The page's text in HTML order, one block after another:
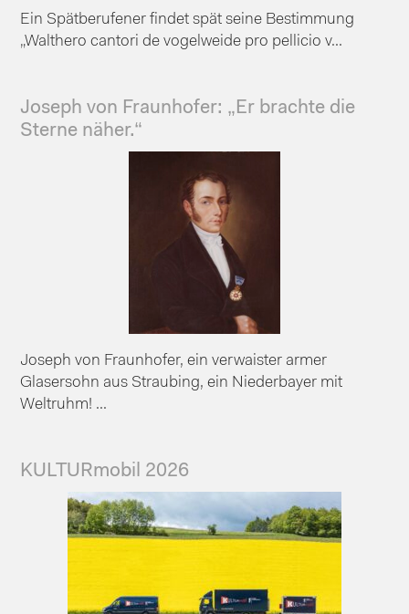
Ein Spätberufener findet spät seine Bestimmung
„Walthero cantori de vogelweide pro pellicio v...
Joseph von Fraunhofer: „Er brachte die
Sterne näher.“
Joseph von Fraunhofer, ein verwaister armer
Glasersohn aus Straubing, ein Niederbayer mit
Weltruhm! ...
KULTURmobil 2026